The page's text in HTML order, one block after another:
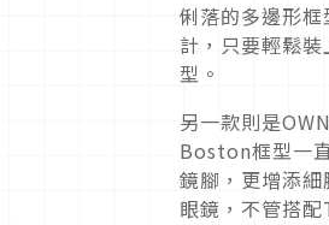
俐落的多邊形
計，只要輕鬆
型。
另一款則是
Boston框型一
鏡腳，更增添
眼鏡，不管搭